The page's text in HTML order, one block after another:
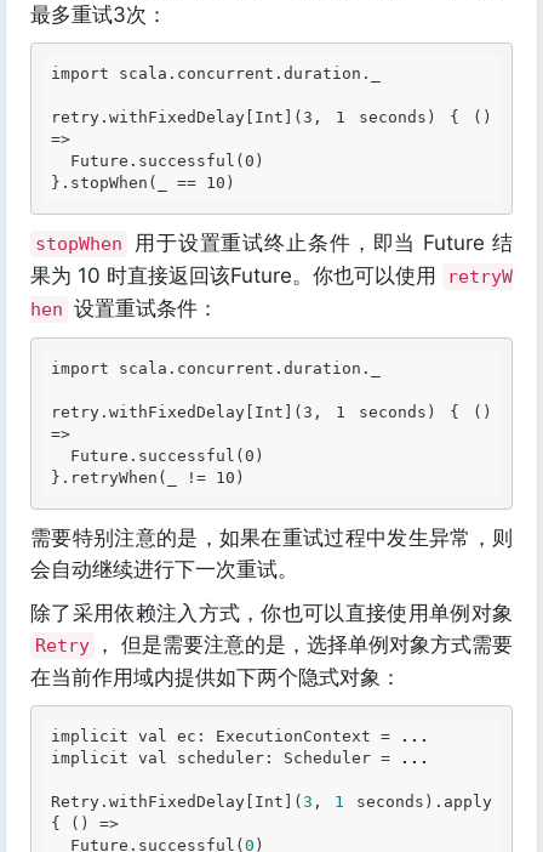
最多重试3次：
import scala.concurrent.duration._
retry.withFixedDelay[ Int ]( 3, 1 seconds ) { ()
=>
stopWhen
用于设置重试终止条件，即当 Future 结
果为 10 时直接返回该Future。你也可以使用
retryW
hen 设置重试条件：
import scala.concurrent.duration._
retry.withFixedDelay[ Int ]( 3, 1 seconds ) { ()
=>
需要特别注意的是，如果在重试过程中发生异常，则
会自动继续进行下一次重试。
除了采用依赖注入方式，你也可以直接使用单例对象
Retry
， 但是需要注意的是，选择单例对象方式需要
在当前作用域内提供如下两个隐式对象：
implicit val ec: ExecutionContext =
...
implicit val scheduler: Scheduler =
...
Retry.withFixedDelay[Int]( 3 , 1 seconds).apply
{ () =>
  Future.successful(
0 )